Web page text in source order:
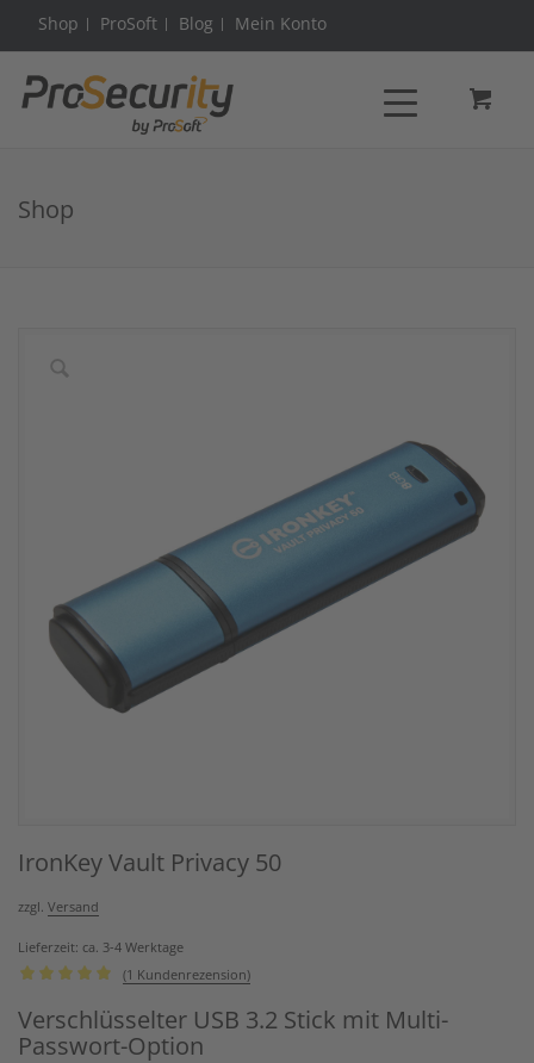
Shop ProSoft Blog Mein Konto
Shop
IronKey Vault Privacy 50
zzgl. Versand
Lieferzeit: ca. 3-4 Werktage
mit5.00
von 5,
(1 Kundenrezension)
Verschlüsselter USB 3.2 Stick mit Multi-
Passwort-Option